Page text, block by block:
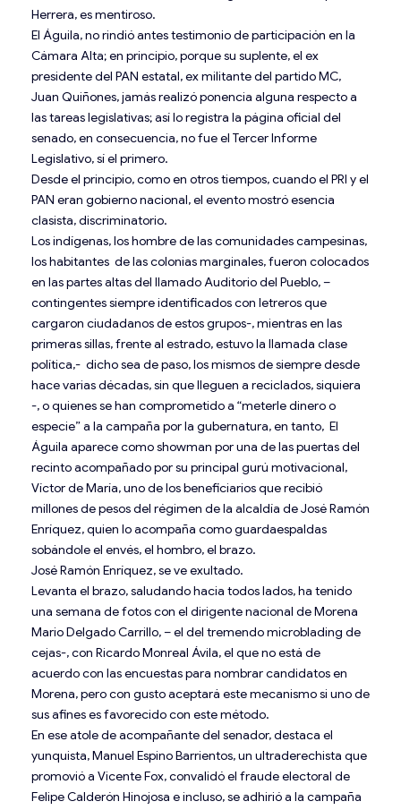
Herrera, es mentiroso.
El Águila, no rindió antes testimonio de participación en la
Cámara Alta; en principio, porque su suplente, el ex
presidente del PAN estatal, ex militante del partido MC,
Juan Quiñones, jamás realizó ponencia alguna respecto a
las tareas legislativas; así lo registra la página oficial del
senado, en consecuencia, no fue el Tercer Informe
Legislativo, sí el primero.
Desde el principio, como en otros tiempos, cuando el PRI y el
PAN eran gobierno nacional, el evento mostró esencia
clasista, discriminatorio.
Los indígenas, los hombre de las comunidades campesinas,
los habitantes de las colonias marginales, fueron colocados
en las partes altas del llamado Auditorio del Pueblo, –
contingentes siempre identificados con letreros que
cargaron ciudadanos de estos grupos-, mientras en las
primeras sillas, frente al estrado, estuvo la llamada clase
política,- dicho sea de paso, los mismos de siempre desde
hace varias décadas, sin que lleguen a reciclados, siquiera
-, o quienes se han comprometido a “meterle dinero o
especie” a la campaña por la gubernatura, en tanto, El
Águila aparece como showman por una de las puertas del
recinto acompañado por su principal gurú motivacional,
Víctor de María, uno de los beneficiarios que recibió
millones de pesos del régimen de la alcaldía de José Ramón
Enríquez, quien lo acompaña como guardaespaldas
sobándole el envés, el hombro, el brazo.
José Ramón Enríquez, se ve exultado.
Levanta el brazo, saludando hacia todos lados, ha tenido
una semana de fotos con el dirigente nacional de Morena
Mario Delgado Carrillo, – el del tremendo microblading de
cejas-, con Ricardo Monreal Ávila, el que no está de
acuerdo con las encuestas para nombrar candidatos en
Morena, pero con gusto aceptará este mecanismo si uno de
sus afines es favorecido con este método.
En ese atole de acompañante del senador, destaca el
yunquista, Manuel Espino Barrientos, un ultraderechista que
promovió a Vicente Fox, convalidó el fraude electoral de
Felipe Calderón Hinojosa e incluso, se adhirió a la campaña